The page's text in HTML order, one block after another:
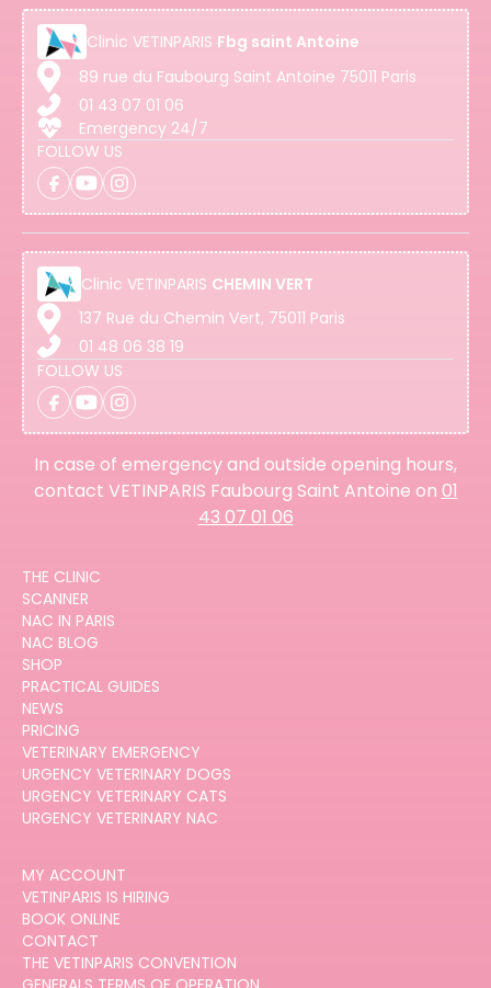
Clinic VETINPARIS Fbg saint Antoine
89 rue du Faubourg Saint Antoine 75011 Paris
01 43 07 01 06
Emergency 24/7
FOLLOW US
Clinic VETINPARIS CHEMIN VERT
137 Rue du Chemin Vert, 75011 Paris
01 48 06 38 19
FOLLOW US
In case of emergency and outside opening hours,
contact VETINPARIS Faubourg Saint Antoine on 01
43 07 01 06
THE CLINIC
SCANNER
NAC IN PARIS
NAC BLOG
SHOP
PRACTICAL GUIDES
NEWS
PRICING
VETERINARY EMERGENCY
URGENCY VETERINARY DOGS
URGENCY VETERINARY CATS
URGENCY VETERINARY NAC
MY ACCOUNT
VETINPARIS IS HIRING
BOOK ONLINE
CONTACT
THE VETINPARIS CONVENTION